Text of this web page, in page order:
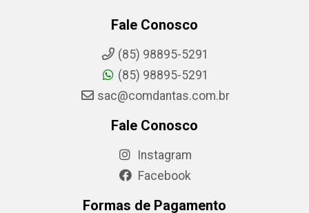
Fale Conosco
(85) 98895-5291
(85) 98895-5291
sac@comdantas.com.br
Fale Conosco
Instagram
Facebook
Formas de Pagamento